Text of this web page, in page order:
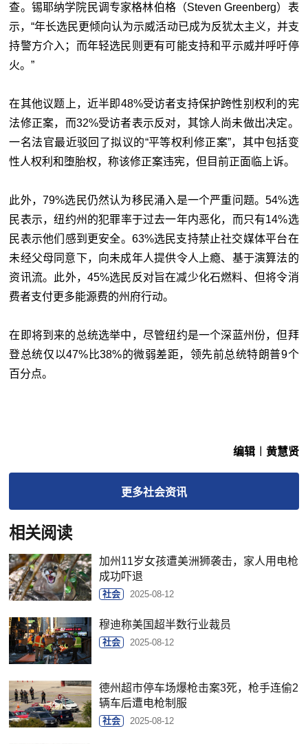
查。锡耶纳学院民调专家格林伯格（Steven Greenberg）表
示，“年长选民更倾向认为示威活动已成为反犹太主义，并支
持警方介入；而年轻选民则更有可能支持和平示威并呼吁停
火。”
在其他议题上，近半即48%受访者支持保护跨性别权利的宪
法修正案，而32%受访者表示反对，其馀人尚未做出决定。
一名法官最近驳回了拟议的“平等权利修正案”，其中包括变
性人权利和堕胎权，称该修正案违宪，但目前正面临上诉。
此外，79%选民仍然认为移民涌入是一个严重问题。54%选
民表示，纽约州的犯罪率于过去一年内恶化，而只有14%选
民表示他们感到更安全。63%选民支持禁止社交媒体平台在
未经父母同意下，向未成年人提供令人上瘾、基于演算法的
资讯流。此外，45%选民反对旨在减少化石燃料、但将令消
费者支付更多能源费的州府行动。
在即将到来的总统选举中，尽管纽约是一个深蓝州份，但拜
登总统仅以47%比38%的微弱差距，领先前总统特朗普9个
百分点。
编辑︱黄慧贤
更多社会资讯
相关阅读
加州11岁女孩遭美洲狮袭击，家人用电枪
成功吓退
社会 2025-08-12
穆迪称美国超半数行业裁员
社会 2025-08-12
德州超市停车场爆枪击案3死，枪手连偷2
辆车后遭电枪制服
社会 2025-08-12